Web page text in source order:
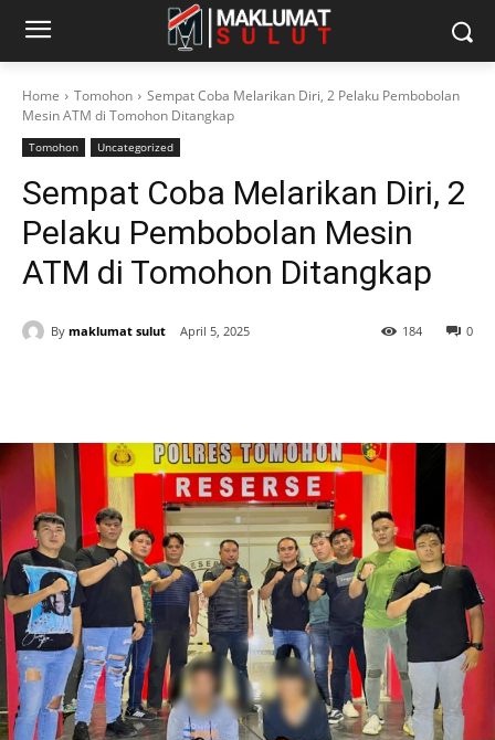
Home Tomohon
Sempat Coba Melarikan Diri, 2 Pelaku Pembobolan
Mesin ATM di Tomohon Ditangkap
Tomohon Uncategorized
Sempat Coba Melarikan Diri, 2
Pelaku Pembobolan Mesin
ATM di Tomohon Ditangkap
By maklumat sulut April 5, 2025 0
184